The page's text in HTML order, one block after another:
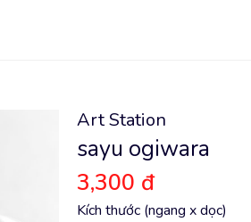
Art Station
sayu ogiwara
3,300 đ
Kích thước (ngang x dọc)